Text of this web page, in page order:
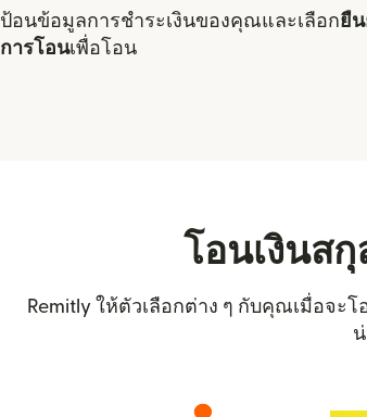
ป้อนข้อมูลการชำระเงินของคุณและเลือกยื
การโอนเพื่อโอน
โอนเงินส
Remitly ให้ตัวเลือกต่าง ๆ กับคุณเมื่อจะ